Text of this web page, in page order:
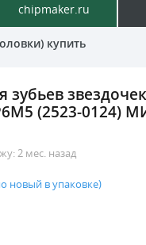
chipmaker.ru
купить
зубьев звездочек
(2523-0124)
2 мес. назад
новый в упаковке)